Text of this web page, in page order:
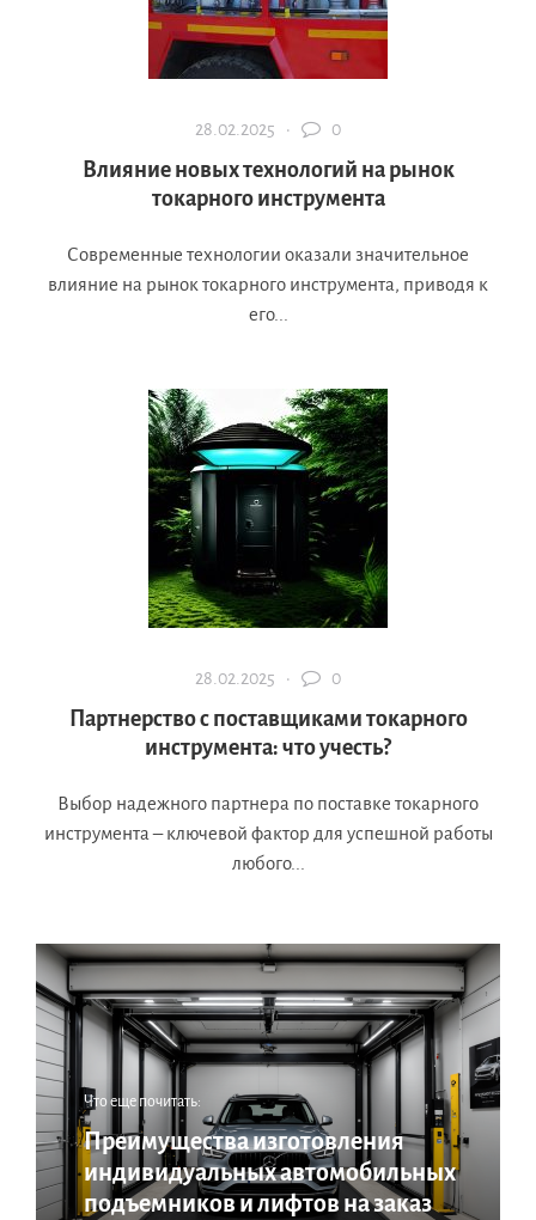
28.02.2025 · 0
Влияние новых технологий на рынок
токарного инструмента
Современные технологии оказали значительное
влияние на рынок токарного инструмента, приводя к
его...
28.02.2025 · 0
Партнерство с поставщиками токарного
инструмента: что учесть?
Выбор надежного партнера по поставке токарного
инструмента – ключевой фактор для успешной работы
любого...
Что еще почитать:
Преимущества изготовления
индивидуальных автомобильных
подъемников и лифтов на заказ